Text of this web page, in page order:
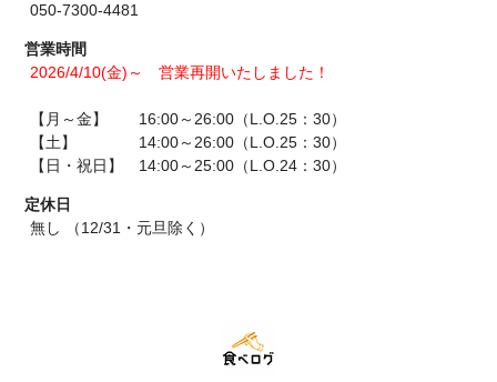
050-7300-4481
営業時間
2026/4/10(金)～ 営業再開いたしました！
【月～金】 16:00～26:00（L.O.25：30）
【土】 14:00～26:00（L.O.25：30）
【日・祝日】 14:00～25:00（L.O.24：30）
定休日
無し （12/31・元旦除く）